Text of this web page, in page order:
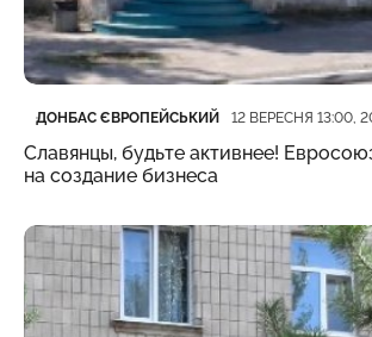
Категорія
ДОНБАС ЄВРОПЕЙСЬКИЙ
Дата публікації 12 ВЕРЕСНЯ 13:00,
Славянцы, будьте активнее!
на создание бизнеса